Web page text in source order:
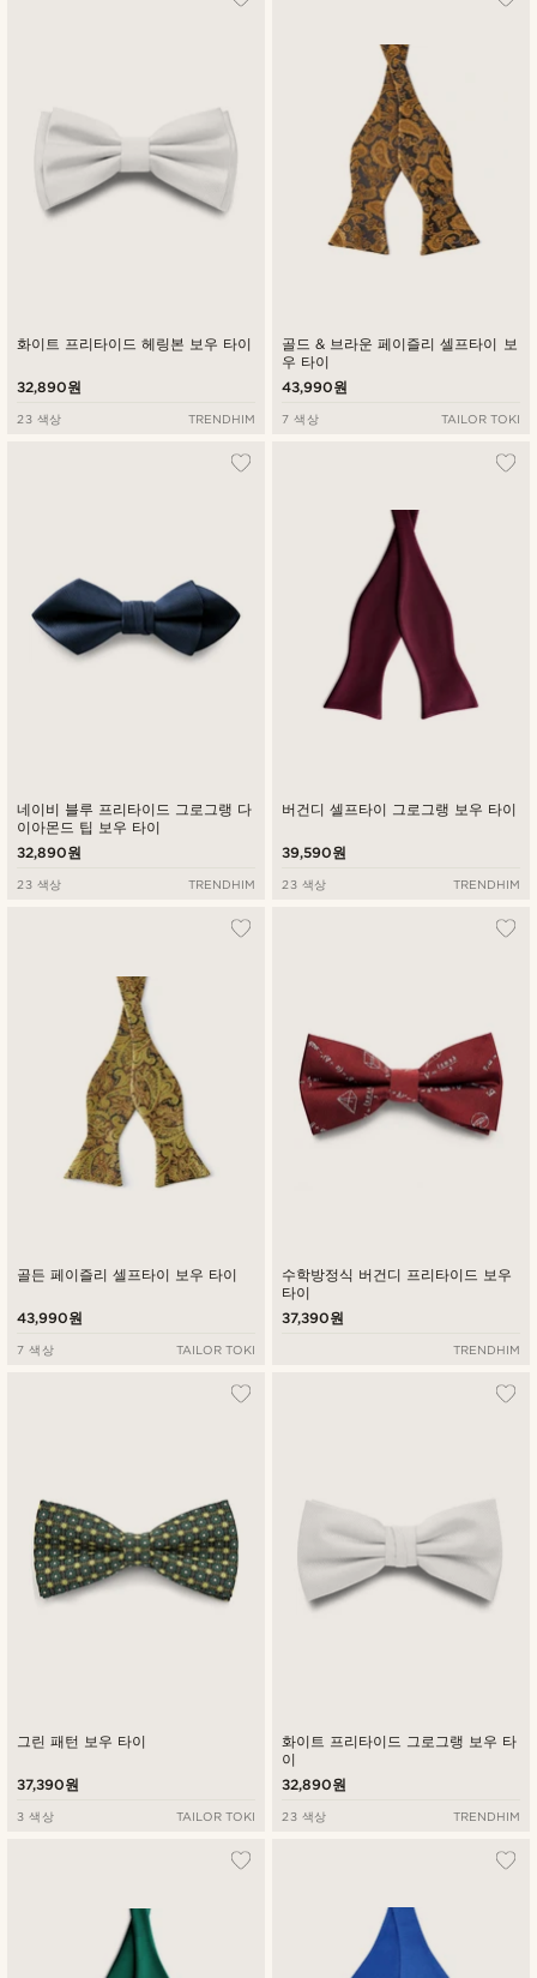
화이트 프리타이드 헤링본 보우 타이
32,890원
23 색상 TRENDHIM
골드 & 브라운 페이즐리 셀프타이 보
우 타이
43,990원
7 색상 TAILOR TOKI
네이비 블루 프리타이드 그로그랭 다
이아몬드 팁 보우 타이
32,890원
23 색상 TRENDHIM
버건디 셀프타이 그로그랭 보우 타이
39,590원
23 색상 TRENDHIM
골든 페이즐리 셀프타이 보우 타이
43,990원
7 색상 TAILOR TOKI
수학방정식 버건디 프리타이드 보우
타이
37,390원
TRENDHIM
그린 패턴 보우 타이
37,390원
3 색상 TAILOR TOKI
화이트 프리타이드 그로그랭 보우 타
이
32,890원
23 색상 TRENDHIM